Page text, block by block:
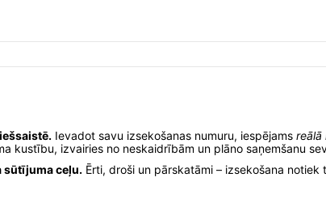
Ievadot savu izsekošanas numuru, iespējams reālā
kustību, izvairies no neskaidrībām un plāno saņemšanu
sūtījuma ceļu. Ērti, droši un pārskatāmi – izsekošana